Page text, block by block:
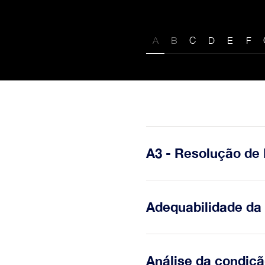
A B C D E F
A3 - Resolução de
permite que todas as
documentadas numa
Adequabilidade
Análise da